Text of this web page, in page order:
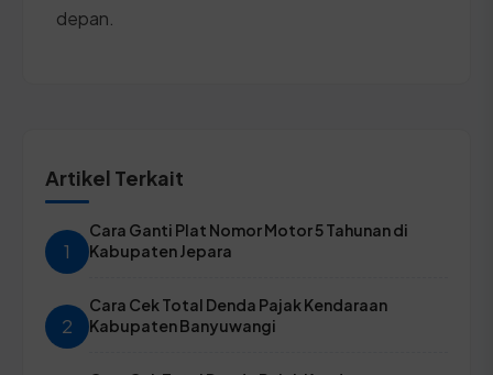
depan.
Artikel Terkait
1
Cara Ganti Plat Nomor Motor 5 Tahunan di
Kabupaten Jepara
2
Cara Cek Total Denda Pajak Kendaraan
Kabupaten Banyuwangi